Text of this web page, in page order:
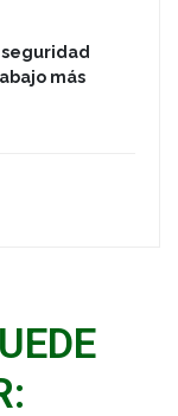
seguridad
más